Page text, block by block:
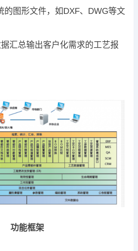
的图形文件，如DXF、DWG等文
汇总输出客户化需求的工艺报
功能框架